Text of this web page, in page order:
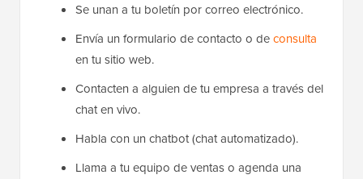
Se unan a tu boletín por correo electrónico.
Envía un formulario de contacto o deconsulta
en tu sitio web.
Contacten a alguien de tu empresa a través del
chat en vivo.
Habla con un chatbot (chat automatizado).
Llama a tu equipo de ventas o agenda una